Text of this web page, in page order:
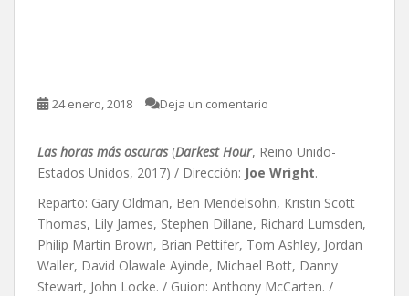
24 enero, 2018 Deja un comentario
Las horas más oscuras (Darkest Hour, Reino Unido-
Estados Unidos, 2017) / Dirección: Joe Wright.
Reparto: Gary Oldman, Ben Mendelsohn, Kristin Scott
Thomas, Lily James, Stephen Dillane, Richard Lumsden,
Philip Martin Brown, Brian Pettifer, Tom Ashley, Jordan
Waller, David Olawale Ayinde, Michael Bott, Danny
Stewart, John Locke. / Guion: Anthony McCarten. /